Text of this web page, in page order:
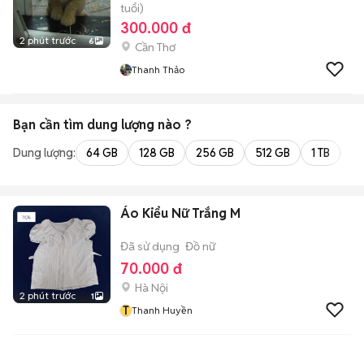
2 phút trước 6
tuổi)
300.000 đ
Cần Thơ
Thanh Thảo
Bạn cần tìm dung lượng nào ?
Dung lượng: 64 GB 128 GB 256 GB 512 GB 1 TB
2 phút trước 1
Áo Kiểu Nữ Trắng M
Đã sử dụng Đồ nữ
70.000 đ
Hà Nội
T Thanh Huyền